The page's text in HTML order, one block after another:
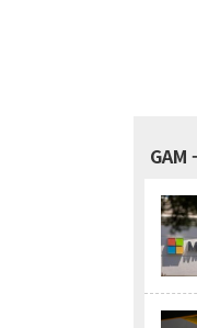
GAM